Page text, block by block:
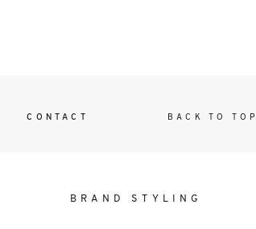
CONTACT BACK TO TOP
BRAND STYLING